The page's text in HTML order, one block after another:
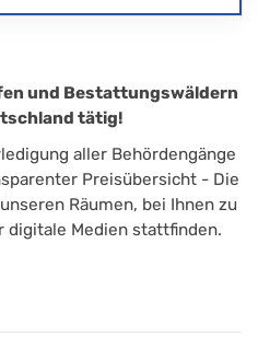
und Bestattungswäldern
tätig!
aller Behördengänge
Preisübersicht - Die
Räumen, bei Ihnen zu
digitale Medien stattfinden.